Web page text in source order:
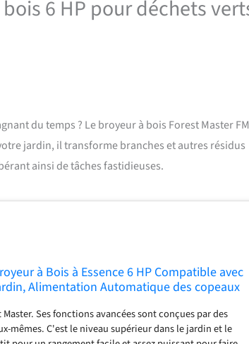
6 HP pour déchets
du temps ? Le broyeur à bois Forest Master
jardin, il transforme branches et autres résidus
ainsi de tâches fastidieuses.
à Bois à Essence 6 HP Compatible avec
Alimentation Automatique des copeaux
Ses fonctions avancées sont conçues par des
mêmes. C'est le niveau supérieur dans le jardin et le